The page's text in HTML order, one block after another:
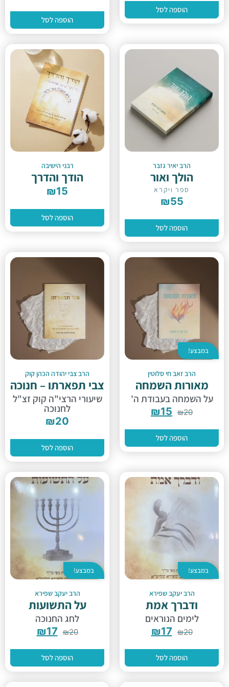
הוספה לסל
הוספה לסל
הרב יאיר גזבר
הולך ואור
ספר ויקרא
₪55
הוספה לסל
רבני הישיבה
הודך והדרך
₪15
הוספה לסל
במבצע!
הרב זאב חי סלוטין
מאורות השמחה
על השמחה בעבודת ה'
₪20
₪15
הוספה לסל
הרב צבי יהודה הכהן קוק
צבי תפארתו – חנוכה
שיעורי הרצי"ה קוק זצ"ל
לחנוכה
₪20
הוספה לסל
במבצע!
הרב יעקב שפירא
ודברך אמת
לימים הנוראים
₪20
₪17
הוספה לסל
במבצע!
הרב יעקב שפירא
על התשועות
לחג החנוכה
₪20
₪17
הוספה לסל